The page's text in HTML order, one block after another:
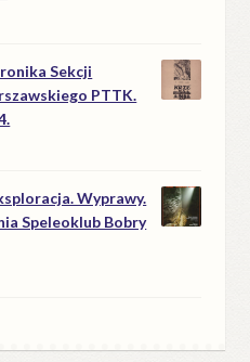
Sekcji
PTTK.
Wyprawy.
Speleoklub Bobry